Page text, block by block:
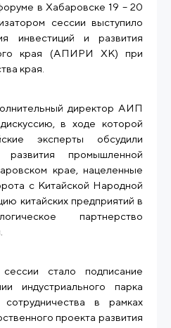
в Хабаровске 19 – 20
сессии выступило
инвестиций и развития
края (АПИРИ ХК) при
края.
директор АИП
в ходе которой
эксперты обсудили
промышленной
крае, нацеленные
с Китайской Народной
китайских предприятий в
партнерство
стало подписание
индустриального парка
сотрудничества в рамках
проекта развития